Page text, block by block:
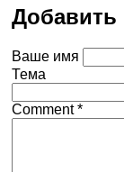
Добавить
Ваше имя
Тема
Comment*